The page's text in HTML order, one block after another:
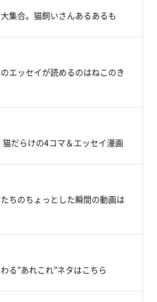
さん」
入れた、きなこくん。これから
ゃんのそばで、穏やかに暮らし
）ユーザー@Neko2Obasanさんが投稿
（撮影時、推定2〜3才）のビフォーアフ
良猫だったきなこくんを保護する前」の
。過酷な外生活を送っていたのか、頬が
護して1カ月半後に「驚きの変化」を見
集合。猫飼いさんあるあるも
エッセイが読めるのはねこのき
猫だらけの4コマ＆エッセイ漫画
ちのちょっとした瞬間の動画は
る”あれこれ”ネタはこちら